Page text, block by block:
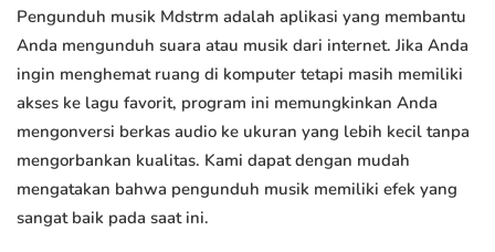
Pengunduh musik Mdstrm adalah aplikasi yang membantu
Anda mengunduh suara atau musik dari internet. Jika Anda
ingin menghemat ruang di komputer tetapi masih memiliki
akses ke lagu favorit, program ini memungkinkan Anda
mengonversi berkas audio ke ukuran yang lebih kecil tanpa
mengorbankan kualitas. Kami dapat dengan mudah
mengatakan bahwa pengunduh musik memiliki efek yang
sangat baik pada saat ini.